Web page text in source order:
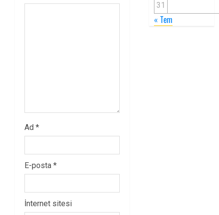
Ad *
E-posta *
İnternet sitesi
31
« Tem